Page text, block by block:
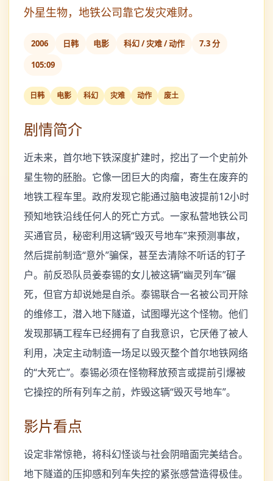
外星生物，地铁公司靠它发灾难财。
2006 日韩 电影 科幻 / 灾难 / 动作
7.3 分
105:09
日韩 电影 科幻 灾难 动作 废土
剧情简介
近未来，首尔地下铁深度扩建时，挖出了一个史前外
星生物的胚胎。它像一团巨大的肉瘤，寄生在废弃的
地铁工程车里。政府发现它能通过脑电波提前12小时
预知地铁沿线任何人的死亡方式。一家私营地铁公司
买通官员，秘密利用这辆“毁灭号地车”来预测事故，
然后提前制造“意外”骗保，甚至去清除不听话的钉子
户。前反恐队员姜泰锡的女儿被这辆“幽灵列车”碾
死，但官方却说她是自杀。泰锡联合一名被公司开除
的维修工，潜入地下隧道，试图曝光这个怪物。他们
发现那辆工程车已经拥有了自我意识，它厌倦了被人
利用，决定主动制造一场足以毁灭整个首尔地铁网络
的“大死亡”。泰锡必须在怪物释放预言或提前引爆被
它操控的所有列车之前，炸毁这辆“毁灭号地车”。
影片看点
设定非常惊艳，将科幻怪谈与社会阴暗面完美结合。
地下隧道的压抑感和列车失控的紧张感营造得极佳。